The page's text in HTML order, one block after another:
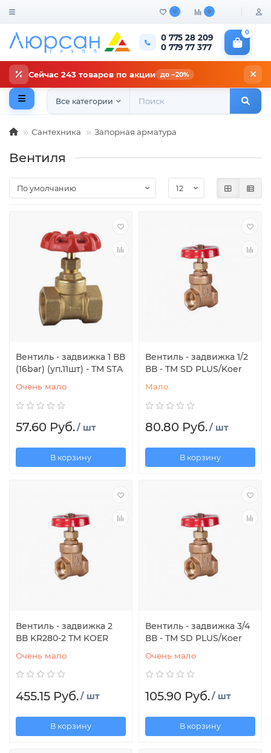
0 0
0 775 28 209
0 779 77 377
0
Сейчас 243 товаров по акции до −20%
Все категории
Сантехника Запорная арматура
Вентиля
Вентиль - задвижка 1 ВВ
(16bar) (уп.11шт) - ТМ STA
Очень мало
57.60 Руб./ шт
В корзину
Вентиль - задвижка 1/2
ВВ - ТМ SD PLUS/Koer
Мало
80.80 Руб./ шт
В корзину
Вентиль - задвижка 2
ВВ KR280-2 ТМ KOER
Очень мало
455.15 Руб./ шт
В корзину
Вентиль - задвижка 3/4
ВВ - ТМ SD PLUS/Koer
Очень мало
105.90 Руб./ шт
В корзину